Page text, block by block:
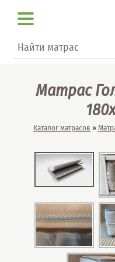
Форма поиска
Поиск
Матрас
Вы здесь
Каталог матрасов »